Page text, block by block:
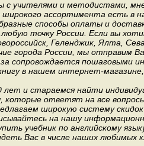
учителями и методистами,
ассортимента есть в
способы оплаты и
точку России. Если вы
Геленджик, Ялта,
города России, мы отправим
сопровождается пошаговыми
в нашем интернет-
и стараемся найти
ответят на все
широкую систему
на нашу
учебник по английскому
Вас в числе наших любимых